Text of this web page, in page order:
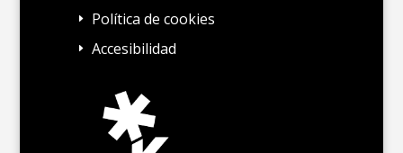
E Política de cookies
E Accesibilidad